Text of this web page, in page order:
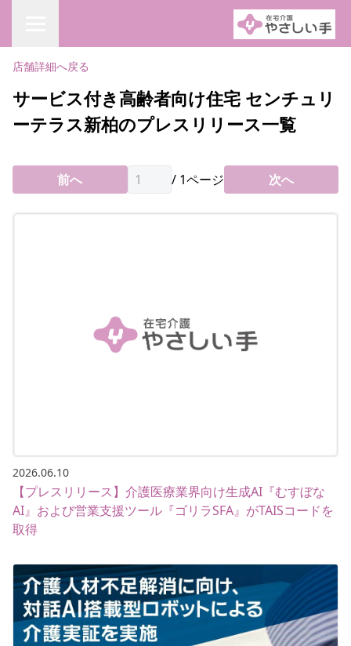
店舗詳細へ戻る
サービス付き高齢者向け住宅 センチュリ
ーテラス新柏のプレスリリース一覧
前へ / 1ページ 次へ
2026.06.10
【プレスリリース】介護医療業界向け生成AI『むすぼな
AI』および営業支援ツール『ゴリラSFA』がTAISコードを
取得